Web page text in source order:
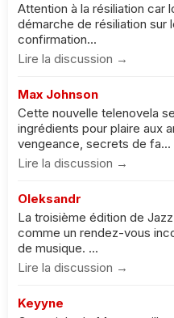
Attention à la résiliation car
démarche de résiliation sur
confirmation...
Lire la discussion →
Max Johnson
Cette nouvelle telenovela
ingrédients pour plaire aux
vengeance, secrets de fa...
Lire la discussion →
Oleksandr
La troisième édition de
comme un rendez-vous
de musique. ...
Lire la discussion →
Keyyne